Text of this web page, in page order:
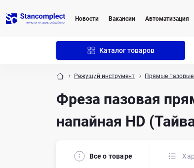
Новости Вакансии Автоматизация
Каталог товаров
Режущий инструмент Прямые
Фреза пазовая
напайная HD
Все о товаре